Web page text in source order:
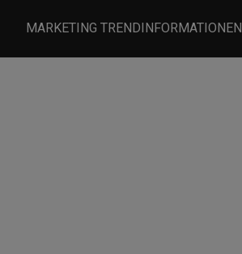
MARKETING TRENDINFORMATIONEN